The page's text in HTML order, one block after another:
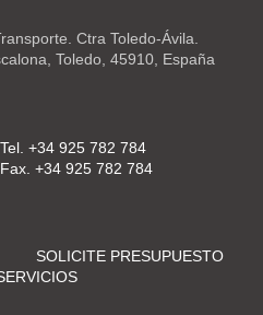
Ctra Toledo-Ávila.
Toledo, 45910, España
Tel. +34 925 782 784
Fax. +34 925 782 784
SOLICITE PRESUPUESTO